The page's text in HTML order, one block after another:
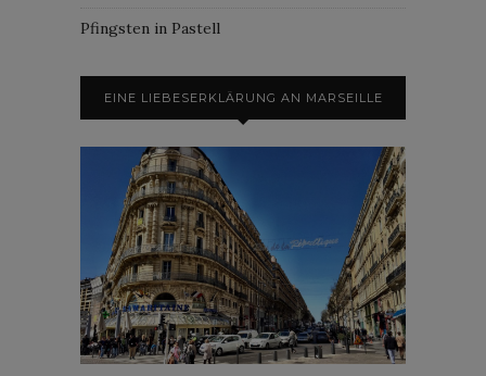
Pfingsten in Pastell
EINE LIEBESERKLÄRUNG AN MARSEILLE